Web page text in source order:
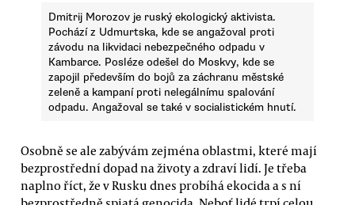
Dmitrij Morozov je ruský ekologický aktivista.
Pochází z Udmurtska, kde se angažoval proti
závodu na likvidaci nebezpečného odpadu v
Kambarce. Posléze odešel do Moskvy, kde se
zapojil především do bojů za záchranu městské
zeleně a kampaní proti nelegálnímu spalování
odpadu. Angažoval se také v socialistickém hnutí.
Osobně se ale zabývám zejména oblastmi, které mají
bezprostřední dopad na životy a zdraví lidí. Je třeba
naplno říct, že v Rusku dnes probíhá ekocida a s ní